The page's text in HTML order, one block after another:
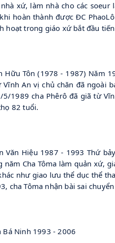
xứ, làm nhà cho các
hoàn thành được ĐC
hoạt trong giáo xứ bắt đầu
Hữu Tôn (1978 - 1987) Năm
Vĩnh An vị chủ chăn đã
1989 cha Phêrô đã giã từ
82 tuổi.
Văn Hiệu 1987 - 1993 Thứ
Cha Tôma làm quản xứ,
như giao lưu thể dục thể
cha Tôma nhận bài sai
Bá Ninh 1993 - 2006